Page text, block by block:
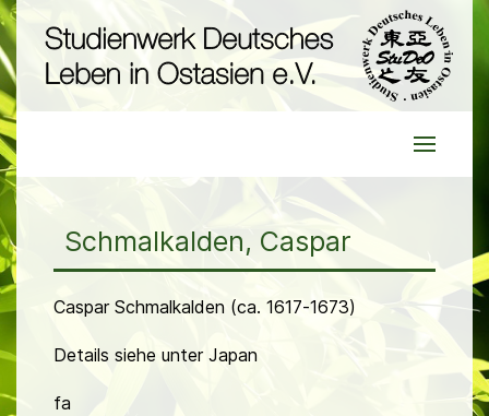
Schmalkalden, Caspar
Caspar Schmalkalden (ca. 1617-1673)
Details siehe unter Japan
fa